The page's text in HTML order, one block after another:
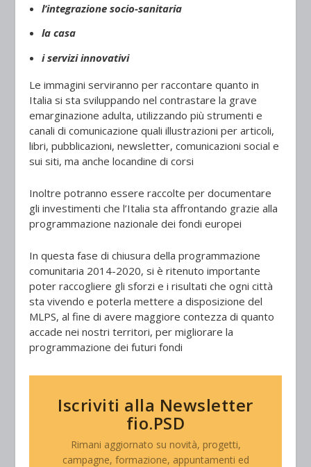
l’integrazione socio-sanitaria
la casa
i servizi innovativi
Le immagini serviranno per raccontare quanto in
Italia si sta sviluppando nel contrastare la grave
emarginazione adulta, utilizzando più strumenti e
canali di comunicazione quali illustrazioni per articoli,
libri, pubblicazioni, newsletter, comunicazioni social e
sui siti, ma anche locandine di corsi
Inoltre potranno essere raccolte per documentare
gli investimenti che l’Italia sta affrontando grazie alla
programmazione nazionale dei fondi europei
In questa fase di chiusura della programmazione
comunitaria 2014-2020, si è ritenuto importante
poter raccogliere gli sforzi e i risultati che ogni città
sta vivendo e poterla mettere a disposizione del
MLPS, al fine di avere maggiore contezza di quanto
accade nei nostri territori, per migliorare la
programmazione dei futuri fondi
Iscriviti alla Newsletter
fio.PSD
Rimani aggiornato su novità, progetti,
campagne, formazione, appuntamenti ed